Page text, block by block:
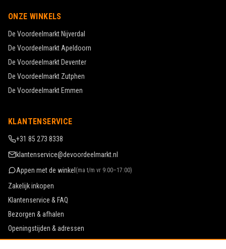
ONZE WINKELS
De VoordeelmarktNijverdal
De Voordeelmarkt Apeldoorn
De VoordeelmarktDeventer
De Voordeelmarkt Zutphen
De VoordeelmarktEmmen
KLANTENSERVICE
+31 85 273 8338
klantenservice@devoordeelmarkt.nl
Appen met de winkel(ma t/m vr 9:00–17:00)
Zakelijk inkopen
Klantenservice & FAQ
Bezorgen & afhalen
Openingstijden & adressen
Werken bij De Voordeelmarkt